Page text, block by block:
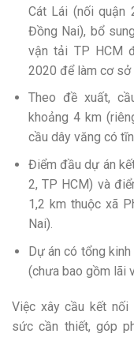
Cát Lái (nối quận
Đồng Nai), bổ
vận tải TP HCM
2020 để làm cơ sở
Theo đề xuất,
khoảng 4 km
cầu dây văng có
Điểm đầu dự án
2, TP HCM) và
1,2 km thuộc xã
Nai).
Dự án có tổng
(chưa bao gồm lãi
Việc xây cầu kết nối
sức cần thiết, góp